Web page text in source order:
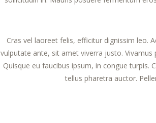
Cras vel laoreet felis, efficitur dignissim leo.
vulputate ante, sit amet viverra justo.
Quisque eu faucibus ipsum, in congue turpis.
tellus pharetra auctor.